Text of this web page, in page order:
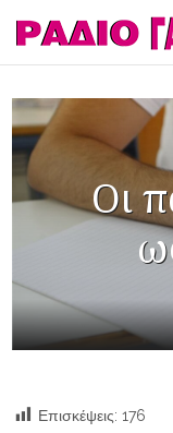
Οι
Επισκέψεις: 176